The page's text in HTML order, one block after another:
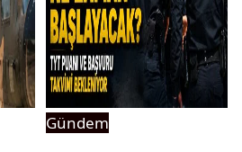
Gündem